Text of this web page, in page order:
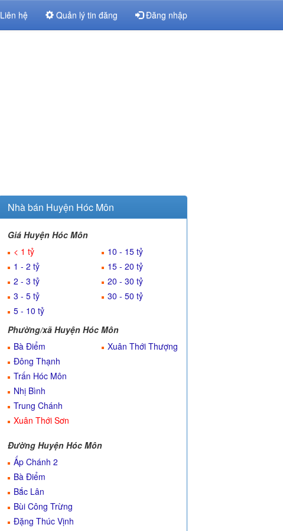
Liên hệ Quản lý tin đăng Đăng nhập
Nhà bán Huyện Hóc Môn
Giá Huyện Hóc Môn
< 1 tỷ
1 - 2 tỷ
2 - 3 tỷ
3 - 5 tỷ
5 - 10 tỷ
10 - 15 tỷ
15 - 20 tỷ
20 - 30 tỷ
30 - 50 tỷ
Phường/xã Huyện Hóc Môn
Bà Điểm
Đông Thạnh
Trấn Hóc Môn
Nhị Bình
Trung Chánh
Xuân Thới Sơn
Xuân Thới Thượng
Đường Huyện Hóc Môn
Ấp Chánh 2
Bà Điểm
Bắc Lân
Bùi Công Trừng
Đặng Thúc Vịnh